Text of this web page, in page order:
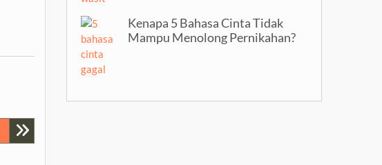
Kenapa 5 Bahasa Cinta Tidak
Mampu Menolong Pernikahan?